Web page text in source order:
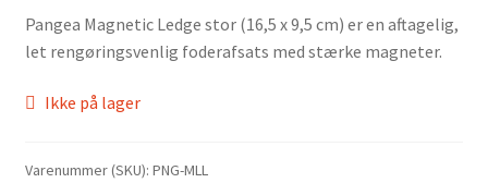
Pangea Magnetic Ledge stor (16,5 x 9,5 cm) er en aftagelig,
let rengøringsvenlig foderafsats med stærke magneter.
Ikke på lager
Varenummer (SKU): PNG-MLL